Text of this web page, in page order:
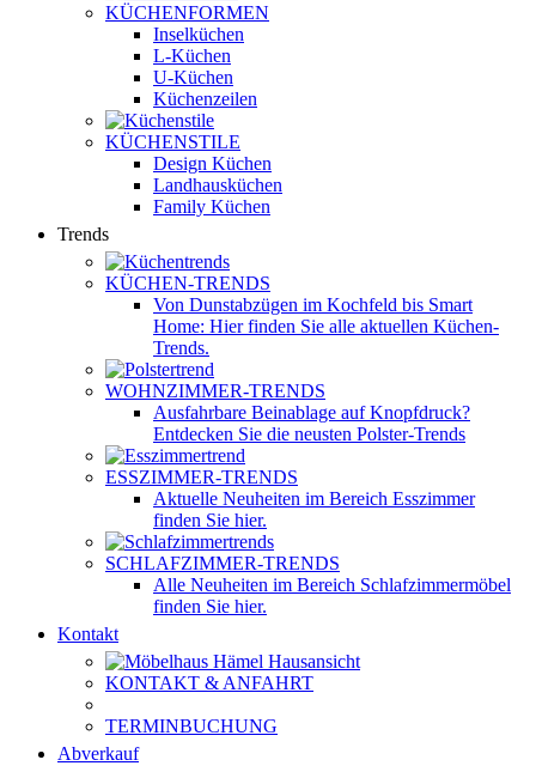
KÜCHENFORMEN
Inselküchen
L-Küchen
U-Küchen
Küchenzeilen
KÜCHENSTILE
Design Küchen
Landhausküchen
Family Küchen
Trends
KÜCHEN-TRENDS
Von Dunstabzügen im Kochfeld bis Smart
Home: Hier finden Sie alle aktuellen Küchen-
Trends.
WOHNZIMMER-TRENDS
Ausfahrbare Beinablage auf Knopfdruck?
Entdecken Sie die neusten Polster-Trends
ESSZIMMER-TRENDS
Aktuelle Neuheiten im Bereich Esszimmer
finden Sie hier.
SCHLAFZIMMER-TRENDS
Alle Neuheiten im Bereich Schlafzimmermöbel
finden Sie hier.
Kontakt
KONTAKT & ANFAHRT
TERMINBUCHUNG
Abverkauf